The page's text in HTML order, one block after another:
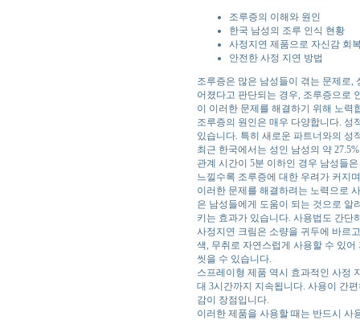
조루증의 이해와 원인
한국 남성의 조루 인식 현황
사정지연 제품으로 자신감 회
안전한 사정 지연 방법
조루증은 많은 남성들이 겪는 문제로,
어졌다고 판단되는 경우, 조루증으로
이 이러한 문제를 해결하기 위해 노력
조루증의 원인은 매우 다양합니다. 성
있습니다. 특히 새로운 파트너와의 성
최근 한국에서는 성인 남성의 약
관계 시간이 5분 이하인 경우 남성들
느낄수록 조루증에 대한 우려가 커지
이러한 문제를 해결하려는 노력으로
은 남성들에게 도움이 되는 것으로 알
키는 효과가 있습니다. 사용법도 간단
사정지연 크림은 소량을 귀두에 바르
색, 무취로 자연스럽게 사용할 수 있
씻을 수 있습니다.
스프레이형 제품 역시 효과적인 사정
대 3시간까지 지속됩니다. 사용이 간
감이 장점입니다.
이러한 제품을 사용할 때는 반드시 사